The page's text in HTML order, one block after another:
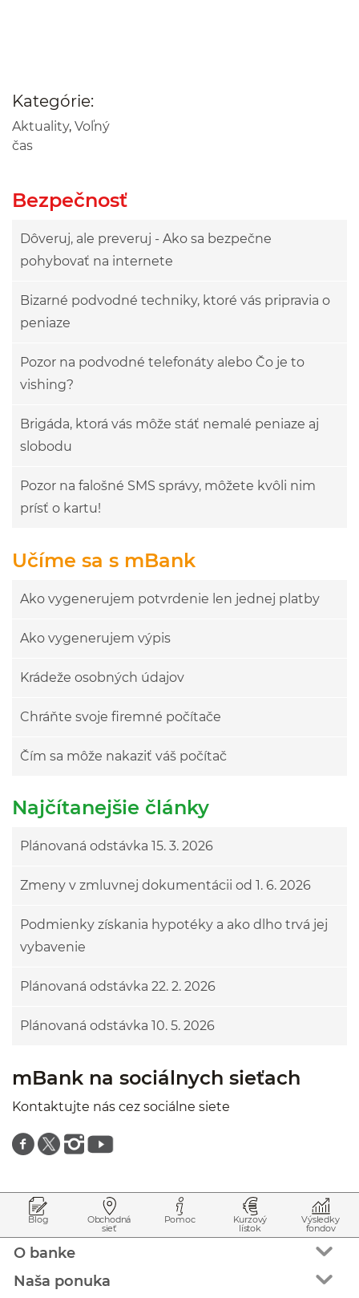
Kategórie:
Aktuality, Voľný
čas
Bezpečnosť
Dôveruj, ale preveruj - Ako sa bezpečne
pohybovať na internete
Bizarné podvodné techniky, ktoré vás pripravia o
peniaze
Pozor na podvodné telefonáty alebo Čo je to
vishing?
Brigáda, ktorá vás môže stáť nemalé peniaze aj
slobodu
Pozor na falošné SMS správy, môžete kvôli nim
prísť o kartu!
Učíme sa s mBank
Ako vygenerujem potvrdenie len jednej platby
Ako vygenerujem výpis
Krádeže osobných údajov
Chráňte svoje firemné počítače
Čím sa môže nakaziť váš počítač
Najčítanejšie články
Plánovaná odstávka 15. 3. 2026
Zmeny v zmluvnej dokumentácii od 1. 6. 2026
Podmienky získania hypotéky a ako dlho trvá jej
vybavenie
Plánovaná odstávka 22. 2. 2026
Plánovaná odstávka 10. 5. 2026
mBank na sociálnych sieťach
Kontaktujte nás cez sociálne siete
Znajdź nas na facebooku
Znajdź nas na twitterze
Znajdź nas na instagramie
Znajdź nas na youtube
Blog Obchodná
sieť
Pomoc Kurzový
lístok
Výsledky
fondov
O banke
Naša ponuka